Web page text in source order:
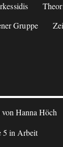
Gruppe
Hanna Höch
5 in Arbeit